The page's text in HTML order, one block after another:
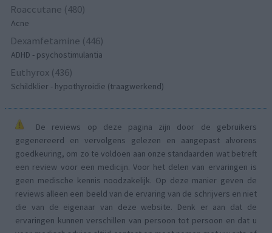
Roaccutane (480)
Acne
Dexamfetamine (446)
ADHD - psychostimulantia
Euthyrox (436)
Schildklier - hypothyroidie (traagwerkend)
De reviews op deze pagina zijn door de gebruikers
gegenereerd en vervolgens gelezen en aangepast alvorens
goedkeuring, om zo te voldoen aan onze standaarden wat betreft
een review voor een medicijn. Voor het delen van ervaringen is
geen medische kennis noodzakelijk. Op deze manier geven de
reviews alleen een beeld van de ervaring van de schrijvers en niet
die van de eigenaar van deze website. Denk er aan dat de
ervaringen kunnen verschillen van persoon tot persoon en dat u